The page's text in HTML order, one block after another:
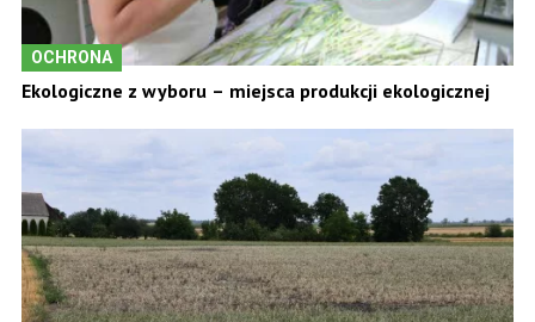
OCHRONA
Ekologiczne z wyboru – miejsca produkcji ekologicznej